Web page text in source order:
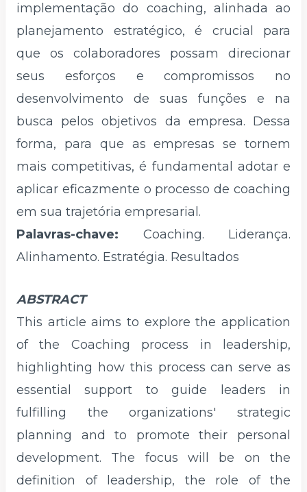
implementação do coaching, alinhada ao
planejamento estratégico, é crucial para
que os colaboradores possam direcionar
seus esforços e compromissos no
desenvolvimento de suas funções e na
busca pelos objetivos da empresa. Dessa
forma, para que as empresas se tornem
mais competitivas, é fundamental adotar e
aplicar eficazmente o processo de coaching
em sua trajetória empresarial.
Palavras-chave: Coaching. Liderança.
Alinhamento. Estratégia. Resultados
ABSTRACT
This article aims to explore the application
of the Coaching process in leadership,
highlighting how this process can serve as
essential support to guide leaders in
fulfilling the organizations' strategic
planning and to promote their personal
development. The focus will be on the
definition of leadership, the role of the